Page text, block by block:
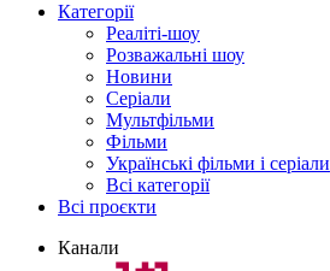
Категорії
Реаліті-шоу
Розважальні шоу
Новини
Серіали
Мультфільми
Фільми
Українські фільми і серіали
Всі категорії
Всі проєкти
Канали